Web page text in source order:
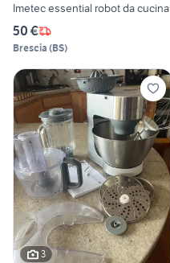
Imetec essential robot da cucina
50 €
Brescia (BS)
3